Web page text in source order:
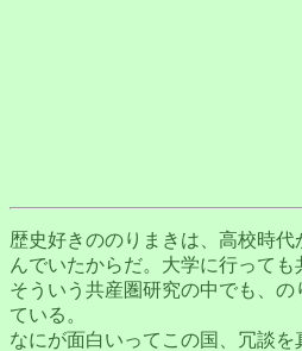
歴史好きののりまきは、高校時
んでいたからだ。大学に行って
そういう共産圏研究の中でも、
ている。
なにが面白いってこの国、冗談